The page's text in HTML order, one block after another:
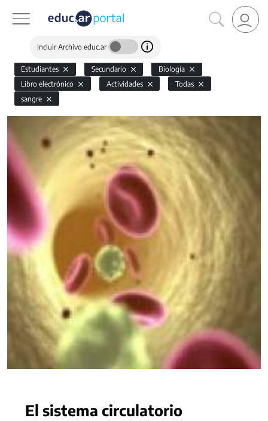
Incluir Archivo educ.ar
Estudiantes Secundario
Biología
Libro electrónico
Actividades
Todas
sangre
El sistema circulatorio